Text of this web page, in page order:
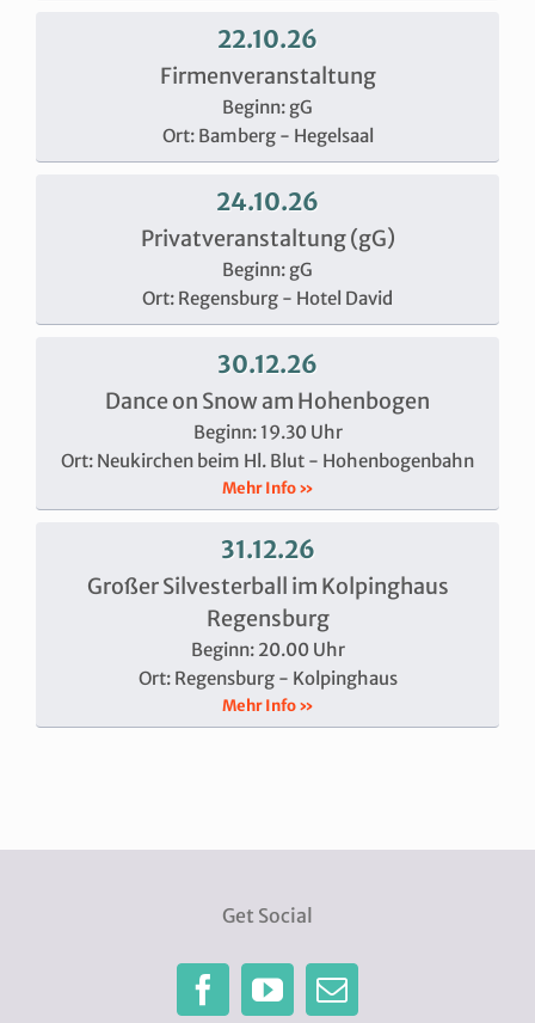
22.10.26
Firmenveranstaltung
Beginn: gG
Ort: Bamberg - Hegelsaal
24.10.26
Privatveranstaltung (gG)
Beginn: gG
Ort: Regensburg - Hotel David
30.12.26
Dance on Snow am Hohenbogen
Beginn: 19.30 Uhr
Ort: Neukirchen beim Hl. Blut - Hohenbogenbahn
Mehr Info »
31.12.26
Großer Silvesterball im Kolpinghaus
Regensburg
Beginn: 20.00 Uhr
Ort: Regensburg - Kolpinghaus
Mehr Info »
Get Social